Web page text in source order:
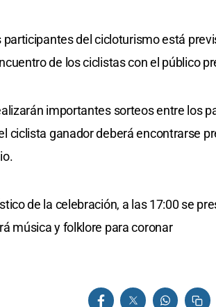
participantes del cicloturismo está
de los ciclistas con el público
importantes sorteos entre los
ciclista ganador deberá encontrarse
de la celebración, a las 17:00 se
música y folklore para coronar